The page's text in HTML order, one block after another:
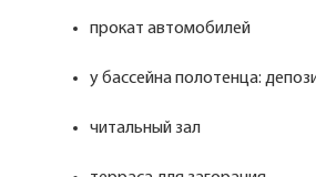
прокат автомобилей
у бассейна полотенца:
читальный зал